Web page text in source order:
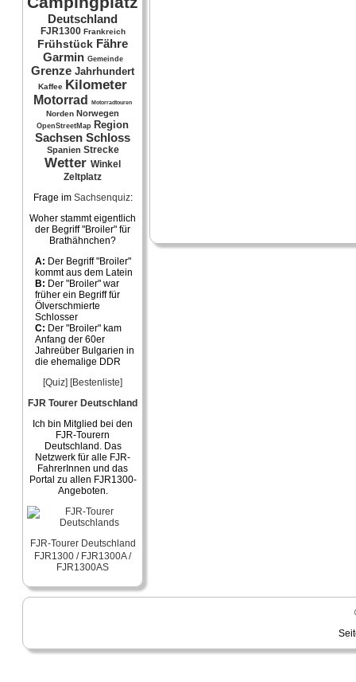
Deutschland
FJR1300 Frankreich
Frühstück Fähre
Garmin Gemeinde
Grenze Jahrhundert
Kaffee Kilometer
Motorrad Motorradtouren
Norden Norwegen
OpenStreetMap Region
Sachsen Schloss
Spanien Strecke
Wetter Winkel
Zeltplatz
Frage im Sachsenquiz:
Woher stammt eigentlich
der Begriff "Broiler" für
Brathähnchen?
A: Der Begriff "Broiler"
kommt aus dem Latein
B: Der "Broiler" war
früher ein Begriff für
Ölverschmierte
Schlosser
C: Der "Broiler" kam
Anfang der 60er
Jahreüber Bulgarien in
die ehemalige DDR
[Quiz] [Bestenliste]
FJR Tourer Deutschland
Ich bin Mitglied bei den
FJR-Tourern
Deutschland. Das
Netzwerk für alle FJR-
FahrerInnen und das
Portal zu allen FJR1300-
Angeboten.
FJR-Tourer Deutschland
FJR1300 / FJR1300A /
FJR1300AS